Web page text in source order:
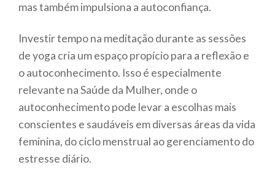
mas também impulsiona a autoconfiança.
Investir tempo na meditação durante as sessões
de yoga cria um espaço propício para a reflexão e
o autoconhecimento. Isso é especialmente
relevante na Saúde da Mulher, onde o
autoconhecimento pode levar a escolhas mais
conscientes e saudáveis em diversas áreas da vida
feminina, do ciclo menstrual ao gerenciamento do
estresse diário.